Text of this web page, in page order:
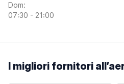
Dom:
07:30 - 21:00
I migliori fornitori